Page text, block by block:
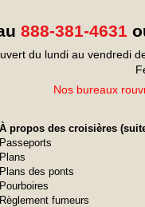
888-381-4631
du lundi au vendredi
Nos bureaux
À propos des croisières
Passeports
Plans
Plans des ponts
Pourboires
Règlement fumeurs